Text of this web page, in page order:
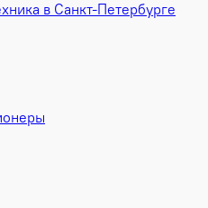
в Санкт-Петербурге